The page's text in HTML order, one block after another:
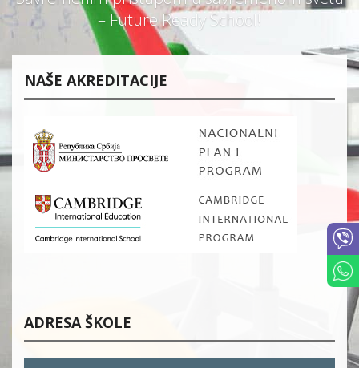
– Future Ready School!
NAŠE AKREDITACIJE
ADRESA ŠKOLE